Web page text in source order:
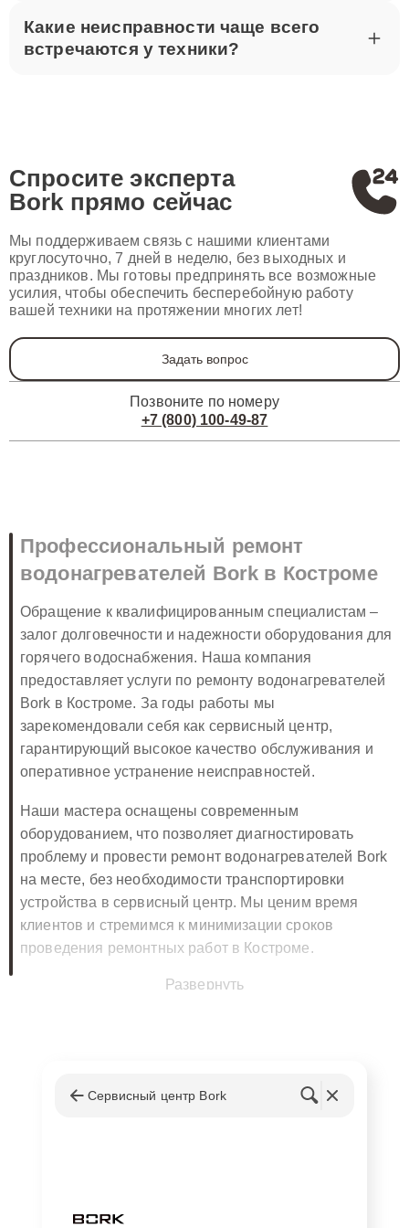
Какие неисправности чаще всего
встречаются у техники?
Спросите эксперта
Bork прямо сейчас
Мы поддерживаем связь с нашими клиентами
круглосуточно, 7 дней в неделю, без выходных и
праздников. Мы готовы предпринять все возможные
усилия, чтобы обеспечить бесперебойную работу
вашей техники на протяжении многих лет!
Задать вопрос
Позвоните по номеру
+7 (800) 100-49-87
Профессиональный ремонт
водонагревателей Bork в Костроме
Обращение к квалифицированным специалистам –
залог долговечности и надежности оборудования для
горячего водоснабжения. Наша компания
предоставляет услуги по ремонту водонагревателей
Bork в Костроме. За годы работы мы
зарекомендовали себя как сервисный центр,
гарантирующий высокое качество обслуживания и
оперативное устранение неисправностей.
Наши мастера оснащены современным
оборудованием, что позволяет диагностировать
проблему и провести ремонт водонагревателей Bork
на месте, без необходимости транспортировки
устройства в сервисный центр. Мы ценим время
клиентов и стремимся к минимизации сроков
проведения ремонтных работ в Костроме.
водонагревателей Борк сопровождаются гарантией.
Развернуть
Сервисный центр Bork